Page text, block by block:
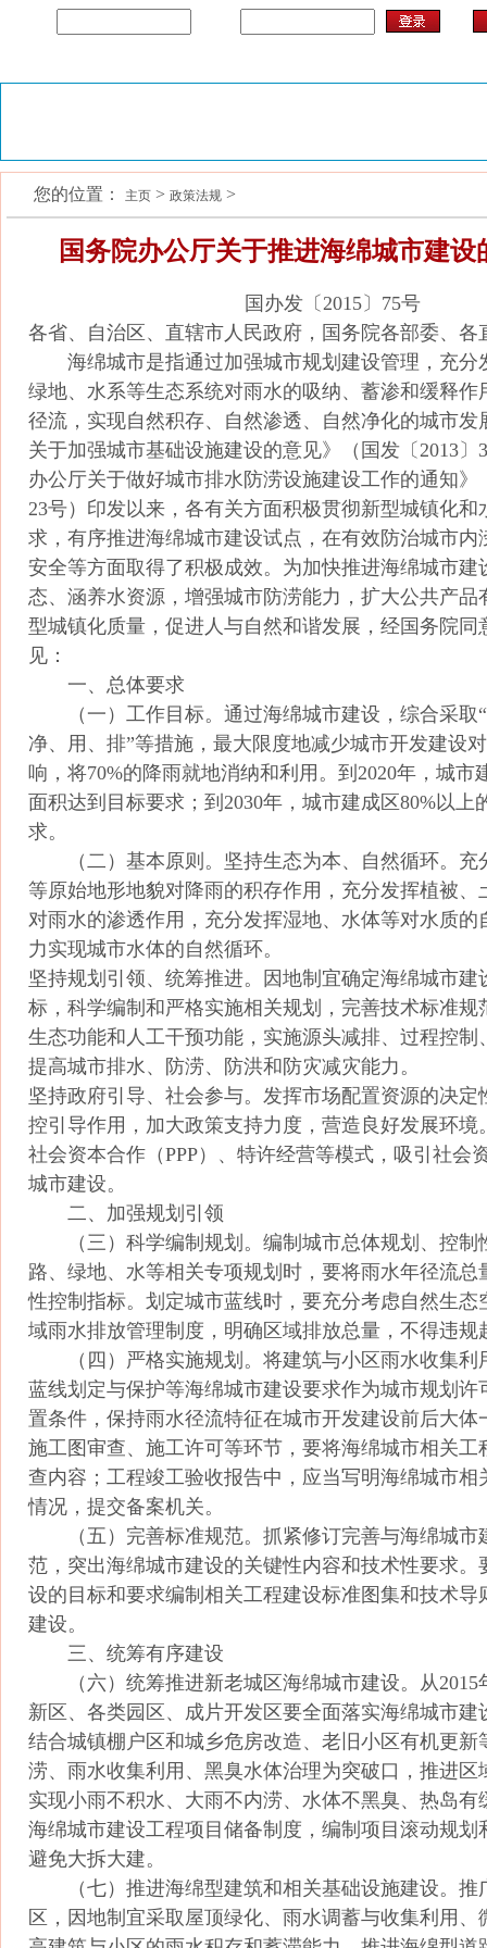
联系我们
您的位置： 主页 > 政策法规 >
国务院办公厅关于推进海绵城市建设
国办发〔2015〕75号
各省、自治区、直辖市人民政府，国务院各部委、各
海绵城市是指通过加强城市规划建设管理，充分
绿地、水系等生态系统对雨水的吸纳、蓄渗和缓释作
径流，实现自然积存、自然渗透、自然净化的城市发
关于加强城市基础设施建设的意见》（国发〔2013〕
办公厅关于做好城市排水防涝设施建设工作的通知》
23号）印发以来，各有关方面积极贯彻新型城镇化和
求，有序推进海绵城市建设试点，在有效防治城市内
安全等方面取得了积极成效。为加快推进海绵城市建
态、涵养水资源，增强城市防涝能力，扩大公共产品
型城镇化质量，促进人与自然和谐发展，经国务院同
见：
一、总体要求
（一）工作目标。通过海绵城市建设，综合采取
净、用、排”等措施，最大限度地减少城市开发建设
响，将70%的降雨就地消纳和利用。到2020年，城市
面积达到目标要求；到2030年，城市建成区80%以上
求。
（二）基本原则。坚持生态为本、自然循环。充
等原始地形地貌对降雨的积存作用，充分发挥植被、
对雨水的渗透作用，充分发挥湿地、水体等对水质的
力实现城市水体的自然循环。
坚持规划引领、统筹推进。因地制宜确定海绵城市建
标，科学编制和严格实施相关规划，完善技术标准规
生态功能和人工干预功能，实施源头减排、过程控制
提高城市排水、防涝、防洪和防灾减灾能力。
坚持政府引导、社会参与。发挥市场配置资源的决定
控引导作用，加大政策支持力度，营造良好发展环境
社会资本合作（PPP）、特许经营等模式，吸引社会
城市建设。
二、加强规划引领
（三）科学编制规划。编制城市总体规划、控制
路、绿地、水等相关专项规划时，要将雨水年径流总
性控制指标。划定城市蓝线时，要充分考虑自然生态
域雨水排放管理制度，明确区域排放总量，不得违规
（四）严格实施规划。将建筑与小区雨水收集利
蓝线划定与保护等海绵城市建设要求作为城市规划许
置条件，保持雨水径流特征在城市开发建设前后大体
施工图审查、施工许可等环节，要将海绵城市相关工
查内容；工程竣工验收报告中，应当写明海绵城市相
情况，提交备案机关。
（五）完善标准规范。抓紧修订完善与海绵城市
范，突出海绵城市建设的关键性内容和技术性要求。
设的目标和要求编制相关工程建设标准图集和技术导
建设。
三、统筹有序建设
（六）统筹推进新老城区海绵城市建设。从2015
新区、各类园区、成片开发区要全面落实海绵城市建
结合城镇棚户区和城乡危房改造、老旧小区有机更新
涝、雨水收集利用、黑臭水体治理为突破口，推进区
实现小雨不积水、大雨不内涝、水体不黑臭、热岛有
海绵城市建设工程项目储备制度，编制项目滚动规划
避免大拆大建。
（七）推进海绵型建筑和相关基础设施建设。推
区，因地制宜采取屋顶绿化、雨水调蓄与收集利用、